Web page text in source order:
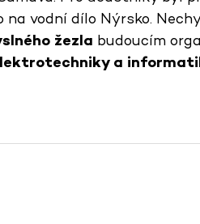
vodní dílo Nýrsko.
žezla budoucím
a